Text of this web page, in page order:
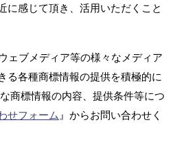
に感じて頂き、活用いただくこと
ェブメディア等の様々なメディア
る各種商標情報の提供を積極的に
商標情報の内容、提供条件等につ
せフォーム 』からお問い合わせく